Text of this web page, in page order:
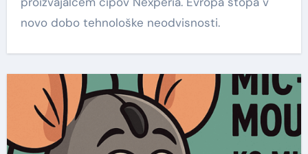
novo dobo tehnološke neodvisnosti.